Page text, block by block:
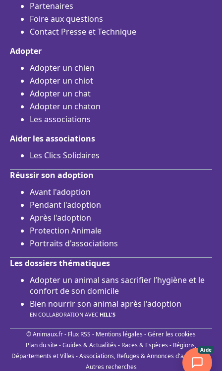
Partenaires
Foire aux questions
Contact Presse et Technique
Adopter
Adopter un chien
Adopter un chiot
Adopter un chat
Adopter un chaton
Les associations
Aider les associations
Les Clics Solidaires
Réussir son adoption
Avant l'adoption
Pendant l'adoption
Après l'adoption
Protection Animale
Portraits d'associations
Les dossiers thématiques
Adopter un animal sans sacrifier l’hygiène et le
confort de son domicile
Bien nourrir son animal après l'adoption
EN COLLABORATION AVEC HILL'S
© Animaux.fr - Flux RSS - Mentions légales -Gérer les cookies
Plan du site-Guides & Actualités - Races & Espèces - Régions,
Départements et Villes -Associations, Refuges & Annonces d'adoptions-
Autres recherches
Aide